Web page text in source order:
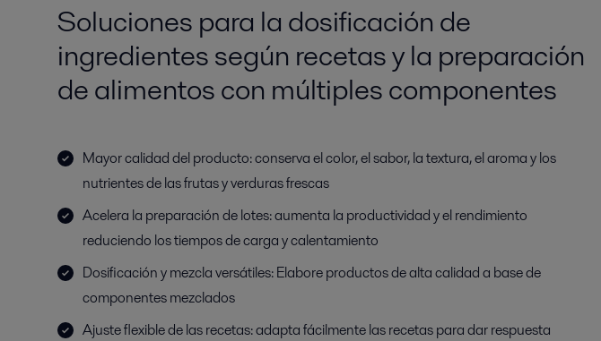
Soluciones para la dosificación de
ingredientes según recetas y la preparación
de alimentos con múltiples componentes
Mayor calidad del producto: conserva el color, el sabor, la textura, el aroma y los
nutrientes de las frutas y verduras frescas
Acelera la preparación de lotes: aumenta la productividad y el rendimiento
reduciendo los tiempos de carga y calentamiento
Dosificación y mezcla versátiles: Elabore productos de alta calidad a base de
componentes mezclados
Ajuste flexible de las recetas: adapta fácilmente las recetas para dar respuesta